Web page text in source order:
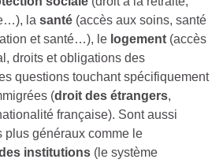
la santé (accès aux soins, santé
et santé…), le logement (accès
droits et obligations des
questions touchant spécifiquement
(droit des étrangers,
française). Sont aussi
plus généraux comme le
institutions (le système